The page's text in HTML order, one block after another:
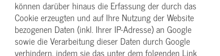
können darüber hinaus die Erfassung der durch das
Cookie erzeugten und auf Ihre Nutzung der Website
bezogenen Daten (inkl. Ihrer IP-Adresse) an Google
sowie die Verarbeitung dieser Daten durch Google
verhindern, indem sie das unter dem folgenden Link